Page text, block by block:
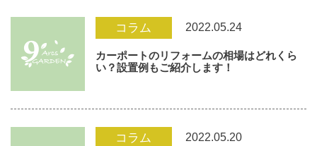
コラム 2022.05.24
カーポートのリフォームの相場はどれくら
い？設置例もご紹介します！
コラム 2022.05.20